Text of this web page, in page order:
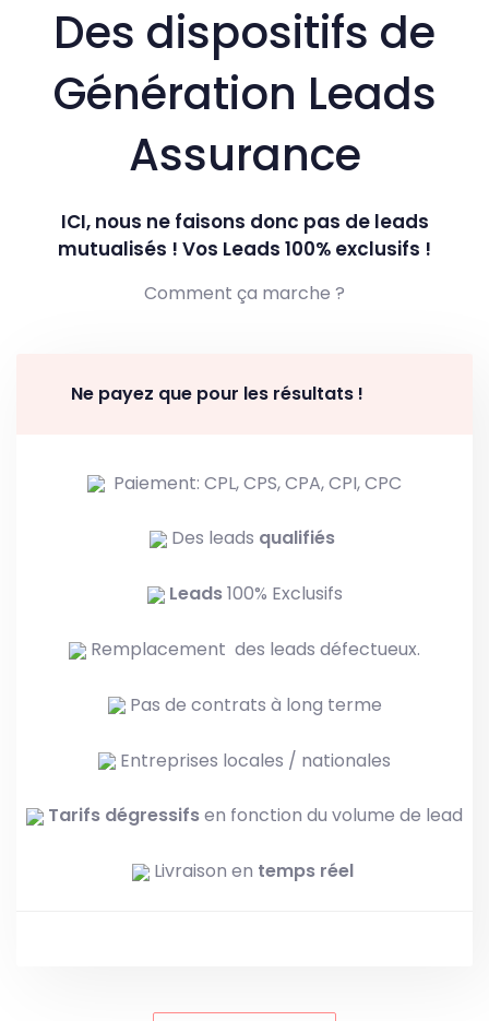
Des dispositifs de
Génération Leads
Assurance
ICI, nous ne faisons donc pas de leads
mutualisés ! Vos Leads 100% exclusifs !
Comment ça marche ?
Ne payez que pour les résultats !
Paiement: CPL, CPS, CPA, CPI, CPC
Des leads qualifiés
Leads100% Exclusifs
Remplacement des leads défectueux.
Pas de contrats à long terme
Entreprises locales / nationales
Tarifs dégressifsen fonction du volume de lead
Livraison en temps réel